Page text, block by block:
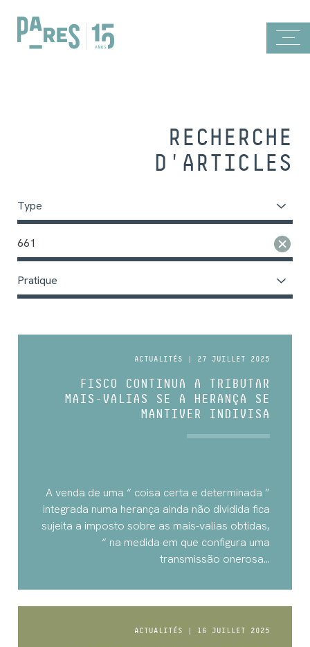
RECHERCHE
D'ARTICLES
Type
661
Pratique
ACTUALITÉS | 27 JUILLET 2025
FISCO CONTINUA A TRIBUTAR
MAIS-VALIAS SE A HERANÇA SE
MANTIVER INDIVISA
A venda de uma “ coisa certa e determinada ”
integrada numa herança ainda não dividida fica
sujeita a imposto sobre as mais-valias obtidas,
“ na medida em que configura uma
transmissão onerosa...
ACTUALITÉS | 16 JUILLET 2025